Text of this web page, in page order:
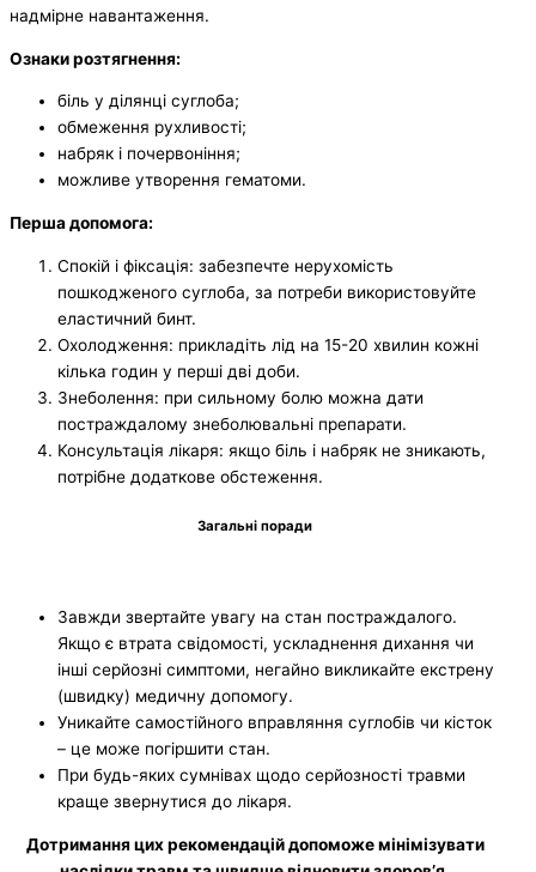
надмірне навантаження.
Ознаки розтягнення:
біль у ділянці суглоба;
обмеження рухливості;
набряк і почервоніння;
можливе утворення гематоми.
Перша допомога:
Спокій і фіксація: забезпечте нерухомість
пошкодженого суглоба, за потреби використовуйте
еластичний бинт.
Охолодження: прикладіть лід на 15-20 хвилин кожні
кілька годин у перші дві доби.
Знеболення: при сильному болю можна дати
постраждалому знеболювальні препарати.
Консультація лікаря: якщо біль і набряк не зникають,
потрібне додаткове обстеження.
Загальні поради
Завжди звертайте увагу на стан постраждалого.
Якщо є втрата свідомості, ускладнення дихання чи
інші серйозні симптоми, негайно викликайте екстрену
(швидку) медичну допомогу.
Уникайте самостійного вправляння суглобів чи кісток
– це може погіршити стан.
При будь-яких сумнівах щодо серйозності травми
краще звернутися до лікаря.
Дотримання цих рекомендацій допоможе мінімізувати